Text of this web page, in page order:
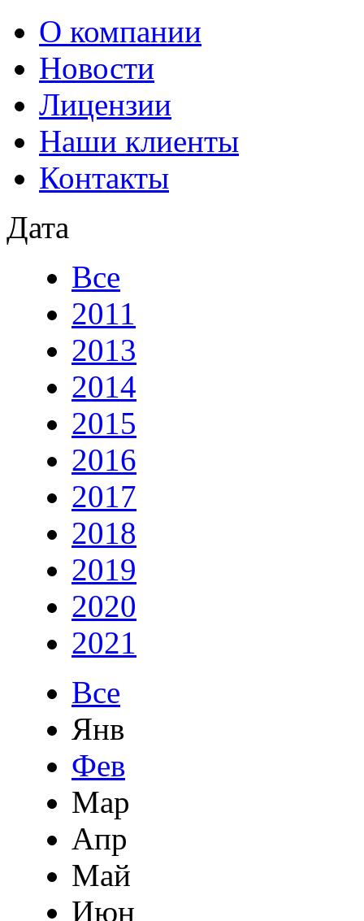
О компании
Новости
Лицензии
Наши клиенты
Контакты
Дата
Все
2011
2013
2014
2015
2016
2017
2018
2019
2020
2021
Все
Янв
Фев
Мар
Апр
Май
Июн